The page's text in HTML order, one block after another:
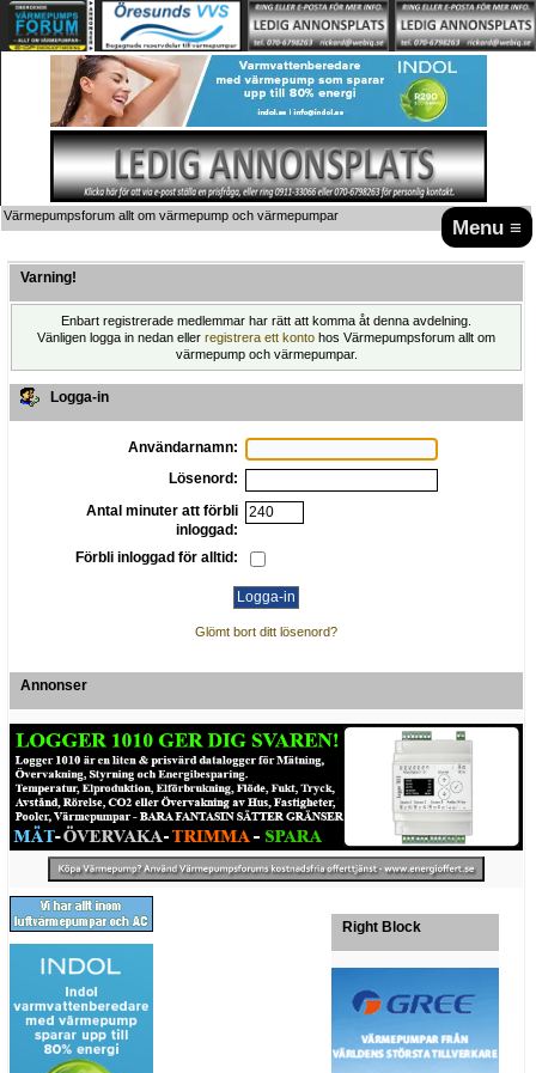
Menu ≡
Värmepumpsforum allt om värmepump och värmepumpar
Varning!
Enbart registrerade medlemmar har rätt att komma åt denna avdelning.
Vänligen logga in nedan eller registrera ett konto hos Värmepumpsforum allt om
värmepump och värmepumpar.
Logga-in
Användarnamn:
Lösenord:
Antal minuter att förbli
inloggad:
Förbli inloggad för alltid:
Glömt bort ditt lösenord?
Annonser
Right Block